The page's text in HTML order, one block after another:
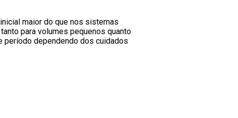
maior do que nos sistemas
para volumes pequenos quanto
período dependendo dos cuidados